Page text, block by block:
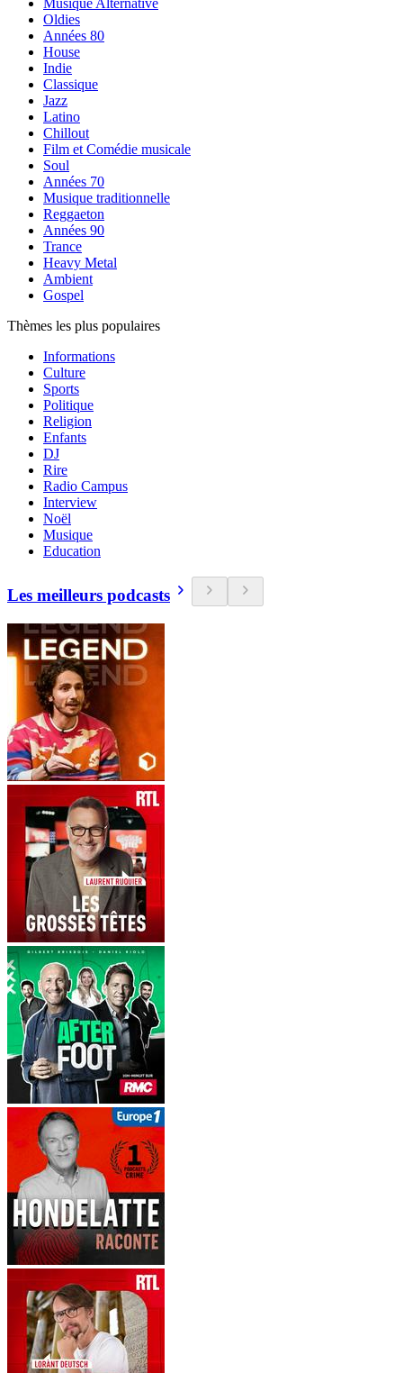
Musique Alternative
Oldies
Années 80
House
Indie
Classique
Jazz
Latino
Chillout
Film et Comédie musicale
Soul
Années 70
Musique traditionnelle
Reggaeton
Années 90
Trance
Heavy Metal
Ambient
Gospel
Thèmes les plus populaires
Informations
Culture
Sports
Politique
Religion
Enfants
DJ
Rire
Radio Campus
Interview
Noël
Musique
Education
Les meilleurs podcasts